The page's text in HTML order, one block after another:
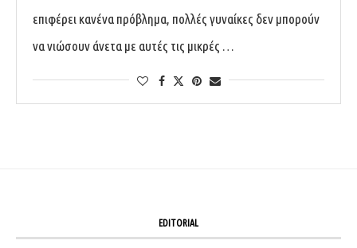
επιφέρει κανένα πρόβλημα, πολλές γυναίκες δεν μπορούν
να νιώσουν άνετα με αυτές τις μικρές …
EDITORIAL